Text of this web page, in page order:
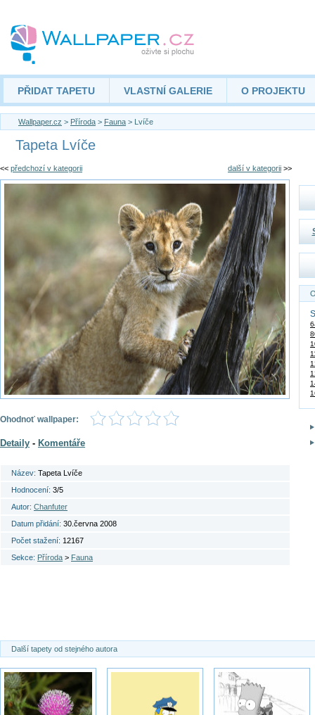
PŘIDAT TAPETU VLASTNÍ GALERIE O PROJEKTU
Wallpaper.cz > Příroda > Fauna > Lvíče
Tapeta Lvíče
<< předchozí v kategorii další v kategorii >>
Ohodnoť wallpaper:
Detaily - Komentáře
Název: Tapeta Lvíče
Hodnocení: 3/5
Autor: Chanfuter
Datum přidání: 30.června 2008
Počet stažení: 12167
Sekce: Příroda > Fauna
Další tapety od stejného autora